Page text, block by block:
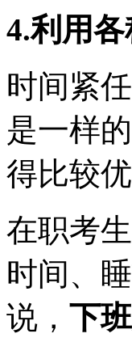
4.利用
时间紧
是一样
得比较
在职考
时间、
说， 下